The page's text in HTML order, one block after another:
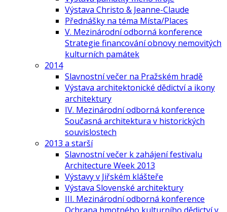
Výstava Christo & Jeanne-Claude
Přednášky na téma Místa/Places
V. Mezinárodní odborná konference
Strategie financování obnovy nemovitých
kulturních památek
2014
Slavnostní večer na Pražském hradě
Výstava architektonické dědictví a ikony
architektury
IV. Mezinárodní odborná konference
Současná architektura v historických
souvislostech
2013 a starší
Slavnostní večer k zahájení festivalu
Architecture Week 2013
Výstavy v Jiřském klášteře
Výstava Slovenské architektury
III. Mezinárodní odborná konference